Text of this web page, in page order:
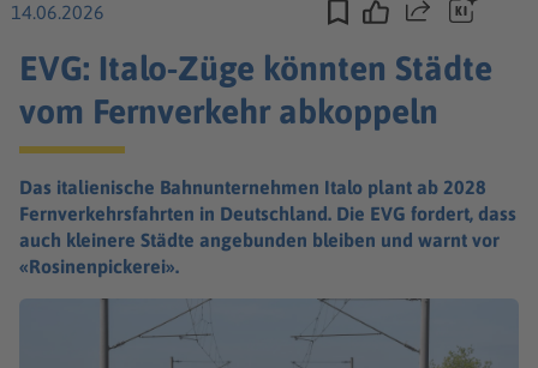
14.06.2026 Teilen
EVG: Italo-Züge könnten Städte
vom Fernverkehr abkoppeln
Das italienische Bahnunternehmen Italo plant ab 2028
Fernverkehrsfahrten in Deutschland. Die EVG fordert, dass
auch kleinere Städte angebunden bleiben und warnt vor
«Rosinenpickerei».